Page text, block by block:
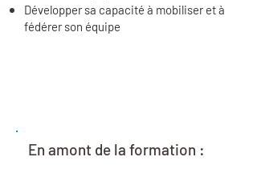
Développer sa capacité à mobiliser et à
fédérer son équipe
En amont de la formation :